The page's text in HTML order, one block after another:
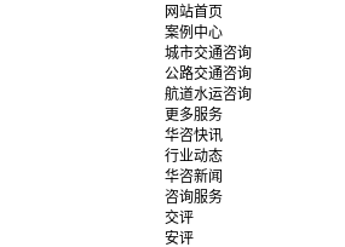
网站首页
案例中心
城市交通咨询
公路交通咨询
航道水运咨询
更多服务
华咨快讯
行业动态
华咨新闻
咨询服务
交评
安评